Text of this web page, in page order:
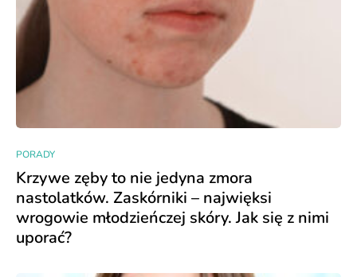
PORADY
Krzywe zęby to nie jedyna zmora
nastolatków. Zaskórniki – najwięksi
wrogowie młodzieńczej skóry. Jak się z nimi
uporać?